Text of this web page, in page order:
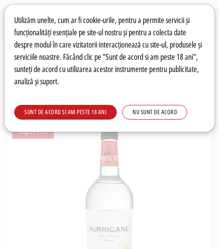
Preferințe pentru cookie-uri
Utilizăm unelte, cum ar fi cookie-urile, pentru a permite servicii și
funcționalități esențiale pe site-ul nostru și pentru a colecta date
despre modul în care vizitatorii interacționează cu site-ul, produsele și
serviciile noastre. Făcând clic pe "Sunt de acord si am peste 18 ani",
sunteți de acord cu utilizarea acestor instrumente pentru publicitate,
analiză și suport.
SUNT DE ACORD SI AM PESTE 18 ANI NU SUNT DE ACORD
Wishlist Autentificare
Super Pret